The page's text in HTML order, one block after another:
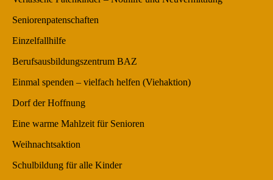
Seniorenpatenschaften
Einzelfallhilfe
Berufsausbildungszentrum BAZ
Einmal spenden – vielfach helfen (Viehaktion)
Dorf der Hoffnung
Eine warme Mahlzeit für Senioren
Weihnachtsaktion
Schulbildung für alle Kinder